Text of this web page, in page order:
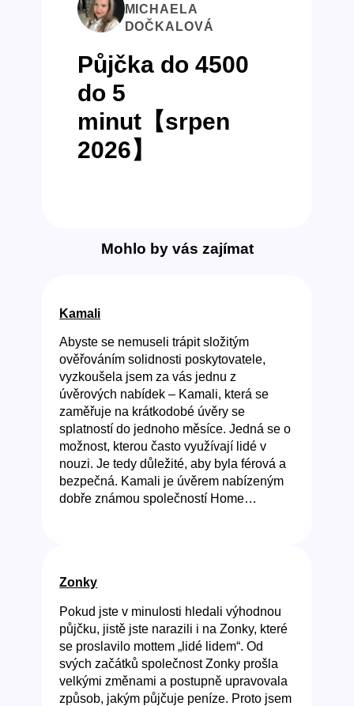
MICHAELA
DOČKALOVÁ
Půjčka do 4500
do 5
minut【srpen
2026】
Mohlo by vás zajímat
Kamali
Abyste se nemuseli trápit složitým
ověřováním solidnosti poskytovatele,
vyzkoušela jsem za vás jednu z
úvěrových nabídek – Kamali, která se
zaměřuje na krátkodobé úvěry se
splatností do jednoho měsíce. Jedná se o
možnost, kterou často využívají lidé v
nouzi. Je tedy důležité, aby byla férová a
bezpečná. Kamali je úvěrem nabízeným
dobře známou společností Home…
Zonky
Pokud jste v minulosti hledali výhodnou
půjčku, jistě jste narazili i na Zonky, které
se proslavilo mottem „lidé lidem“. Od
svých začátků společnost Zonky prošla
velkými změnami a postupně upravovala
způsob, jakým půjčuje peníze. Proto jsem